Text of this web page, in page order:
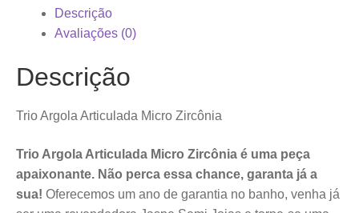
Descrição
Avaliações (0)
Descrição
Trio Argola Articulada Micro Zircônia
Trio Argola Articulada Micro Zircônia é uma peça
apaixonante. Não perca essa chance, garanta já a
sua! Oferecemos um ano de garantia no banho, venha já